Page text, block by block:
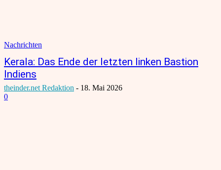
Nachrichten
Kerala: Das Ende der letzten linken Bastion
Indiens
theinder.net Redaktion - 18. Mai 2026
0